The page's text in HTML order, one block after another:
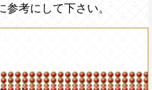
考にして下さい。